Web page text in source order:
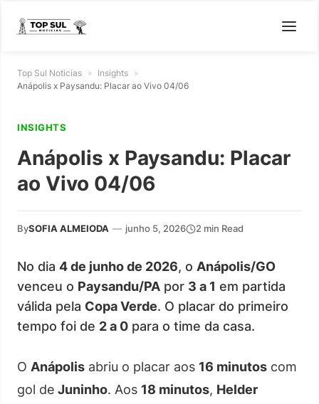
Top Sul Noticias » Insights »
Anápolis x Paysandu: Placar ao Vivo 04/06
INSIGHTS
Anápolis x Paysandu: Placar
ao Vivo 04/06
BySOFIA ALMEIODA — junho 5, 2026 2 min Read
No dia 4 de junho de 2026, o Anápolis/GO
venceu o Paysandu/PA por 3 a 1 em partida
válida pela Copa Verde. O placar do primeiro
tempo foi de 2 a 0 para o time da casa.
O Anápolis abriu o placar aos 16 minutos com
gol de Juninho. Aos 18 minutos, Helder